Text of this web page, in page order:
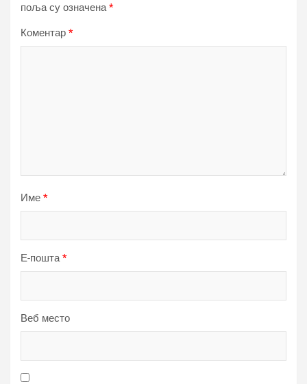
поља су означена*
Коментар *
Име *
Е-пошта*
Веб место